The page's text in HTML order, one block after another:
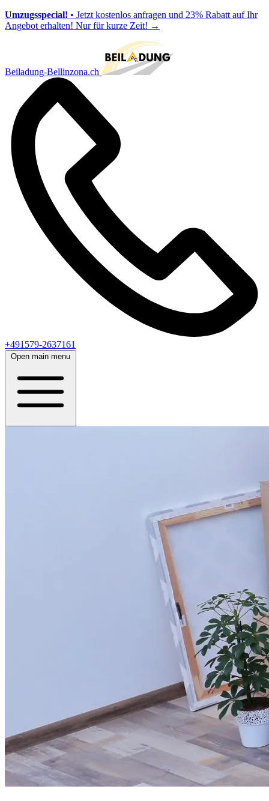
Umzugsspecial! • Jetzt kostenlos anfragen und 23% Rabatt auf Ihr
Angebot erhalten! Nur für kurze Zeit! →
Beiladung-Bellinzona.ch
+491579-2637161
Open main menu